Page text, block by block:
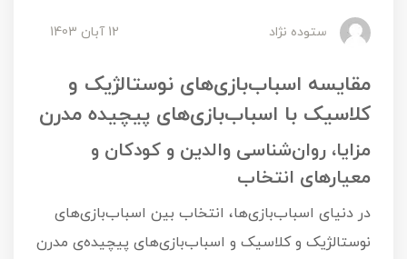
ستوده نژاد 12 آبان 1403
مقایسه اسباب‌بازی‌های نوستالژیک و
کلاسیک با اسباب‌بازی‌های پیچیده مدرن
مزایا، روان‌شناسی والدین و کودکان و
معیارهای انتخاب
در دنیای اسباب‌بازی‌ها، انتخاب بین اسباب‌بازی‌های
نوستالژیک و کلاسیک و اسباب‌بازی‌های پیچیده‌ی مدرن